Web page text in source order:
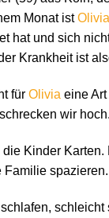
Monat istOlivia
hat und sich
Krankheit ist
für Olivia eine
wir
Kinder Karten.
Familie spazieren.